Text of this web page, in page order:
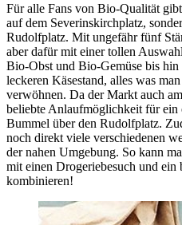
Für alle Fans von Bio-Qualität
auf dem Severinskirchplatz,
Rudolfplatz. Mit ungefähr fünf
aber dafür mit einer tollen
Bio-Obst und Bio-Gemüse bis
leckeren Käsestand, alles was
verwöhnen. Da der Markt auch
beliebte Anlaufmöglichkeit für ein
Bummel über den Rudolfplatz.
noch direkt viele verschiedenen
der nahen Umgebung. So kann
mit einen Drogeriebesuch und ein
kombinieren!